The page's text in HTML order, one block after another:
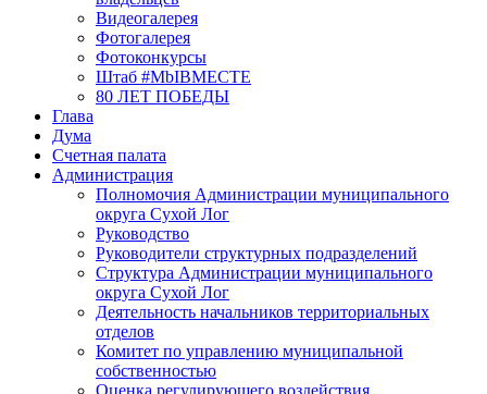
Видеогалерея
Фотогалерея
Фотоконкурсы
Штаб #MbIBMECTE
80 ЛЕТ ПОБЕДЫ
Глава
Дума
Счетная палата
Администрация
Полномочия Администрации муниципального
округа Сухой Лог
Руководство
Руководители структурных подразделений
Структура Администрации муниципального
округа Сухой Лог
Деятельность начальников территориальных
отделов
Комитет по управлению муниципальной
собственностью
Оценка регулирующего воздействия